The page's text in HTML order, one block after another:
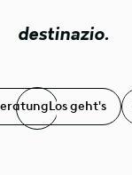
destinazio.
Los geht's